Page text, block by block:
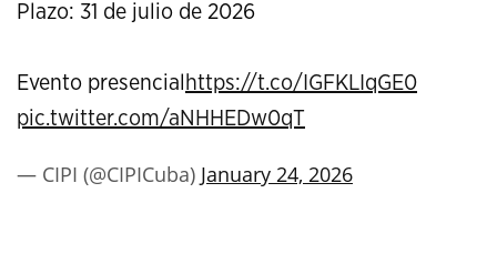
Plazo: 31 de julio de 2026
Evento presencial https://t.co/IGFKLIqGE0
pic.twitter.com/aNHHEDw0qT
— CIPI (@CIPICuba) January 24, 2026